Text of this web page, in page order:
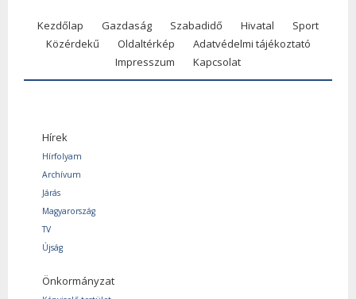
Kezdőlap Gazdaság Szabadidő Hivatal
Sport
Közérdekű
Oldaltérkép
Adatvédelmi tájékoztató
Impresszum
Kapcsolat
Hírek
Hírfolyam
Archívum
Járás
Magyarország
TV
Újság
Önkormányzat